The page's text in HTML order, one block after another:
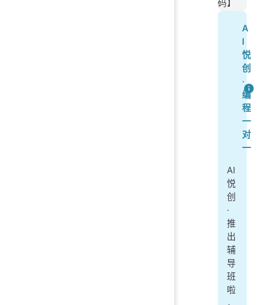
码】
A
I
悦
创
·
编
程
一
对
一
AI
悦
创
·
推
出
辅
导
班
啦